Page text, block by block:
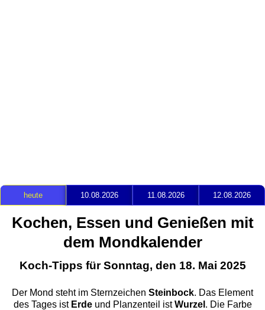
heute 10.08.2026 11.08.2026 12.08.2026
Kochen, Essen und Genießen mit
dem Mondkalender
Koch-Tipps für Sonntag, den 18. Mai 2025
Der Mond steht im Sternzeichen Steinbock. Das Element
des Tages ist Erdeund Planzenteil istWurzel . Die Farbe